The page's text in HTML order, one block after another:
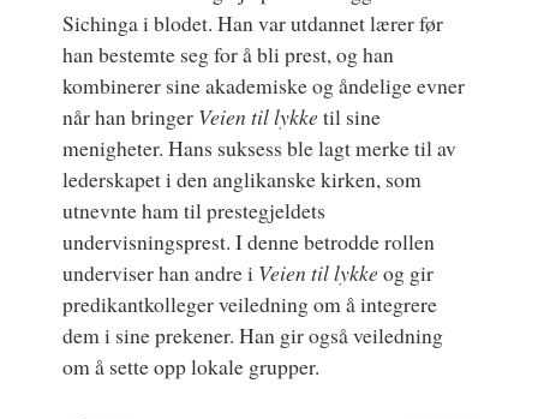
Sichinga i blodet. Han var utdannet lærer før
han bestemte seg for å bli prest, og han
kombinerer sine akademiske og åndelige evner
når han bringer Veien til lykketil sine
menigheter. Hans suksess ble lagt merke til av
lederskapet i den anglikanske kirken, som
utnevnte ham til prestegjeldets
undervisningsprest. I denne betrodde rollen
underviser han andre i Veien til lykkeog gir
predikantkolleger veiledning om å integrere
dem i sine prekener. Han gir også veiledning
om å sette opp lokale grupper.